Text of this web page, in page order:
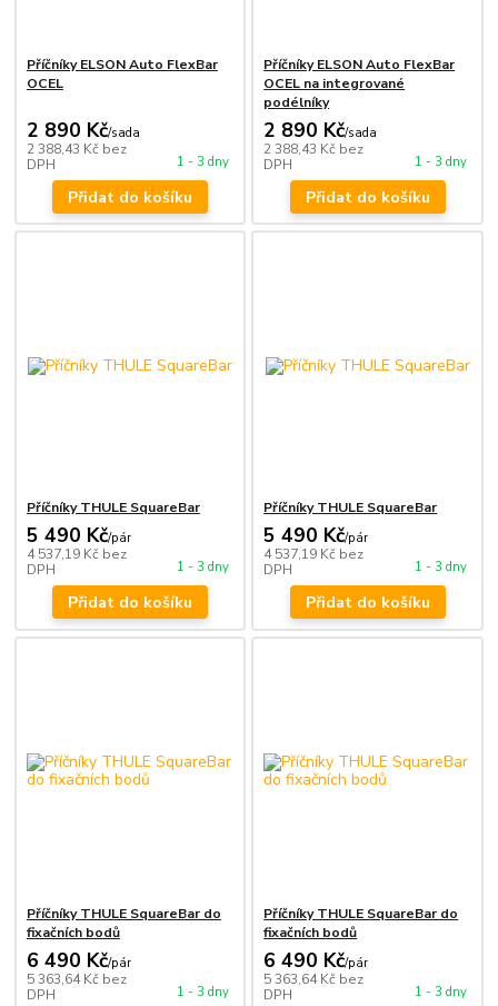
Příčníky ELSON Auto FlexBar
OCEL
2 890 Kč/sada
2 388,43 Kč bez
DPH
1 - 3 dny
Přidat do košíku
Příčníky ELSON Auto FlexBar
OCEL na integrované
podélníky
2 890 Kč/sada
2 388,43 Kč bez
DPH
1 - 3 dny
Přidat do košíku
Příčníky THULE SquareBar
5 490 Kč/pár
4 537,19 Kč bez
DPH
1 - 3 dny
Přidat do košíku
Příčníky THULE SquareBar
5 490 Kč/pár
4 537,19 Kč bez
DPH
1 - 3 dny
Přidat do košíku
Příčníky THULE SquareBar do
fixačních bodů
6 490 Kč/pár
5 363,64 Kč bez
DPH
1 - 3 dny
Příčníky THULE SquareBar do
fixačních bodů
6 490 Kč/pár
5 363,64 Kč bez
DPH
1 - 3 dny